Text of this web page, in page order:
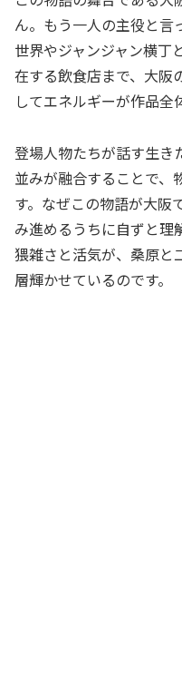
ん。もう一人の主役と言
世界やジャンジャン横丁
在する飲食店まで、大阪
してエネルギーが作品全
登場人物たちが話す生き
並みが融合することで、
す。なぜこの物語が大阪
み進めるうちに自ずと理
猥雑さと活気が、桑原と
層輝かせているのです。